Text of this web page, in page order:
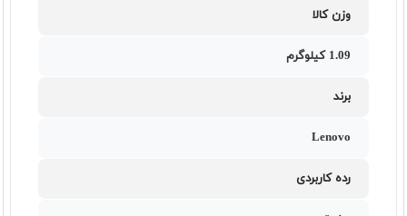
وزن کالا
1.09 کیلوگرم
برند
Lenovo
رده کاربردی